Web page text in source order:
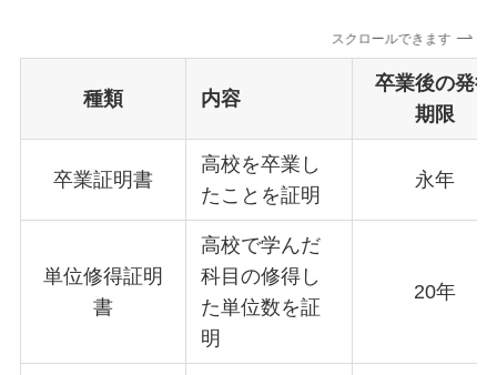
スクロールできます
種類 内容
卒業後の発行
期限
卒業証明書
高校を卒業し
たことを証明
永年
単位修得証明
書
高校で学んだ
科目の修得し
た単位数を証
明
20年